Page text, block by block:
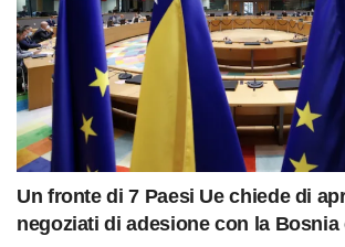
Un fronte di 7 Paesi Ue chiede di
negoziati di adesione con la Bosnia